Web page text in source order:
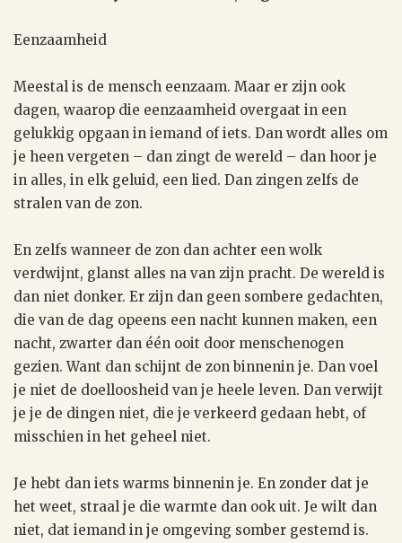
Eenzaamheid
Meestal is de mensch eenzaam. Maar er zijn ook
dagen, waarop die eenzaamheid overgaat in een
gelukkig opgaan in iemand of iets. Dan wordt alles om
je heen vergeten – dan zingt de wereld – dan hoor je
in alles, in elk geluid, een lied. Dan zingen zelfs de
stralen van de zon.
En zelfs wanneer de zon dan achter een wolk
verdwijnt, glanst alles na van zijn pracht. De wereld is
dan niet donker. Er zijn dan geen sombere gedachten,
die van de dag opeens een nacht kunnen maken, een
nacht, zwarter dan één ooit door menschenogen
gezien. Want dan schijnt de zon binnenin je. Dan voel
je niet de doelloosheid van je heele leven. Dan verwijt
je je de dingen niet, die je verkeerd gedaan hebt, of
misschien in het geheel niet.
Je hebt dan iets warms binnenin je. En zonder dat je
het weet, straal je die warmte dan ook uit. Je wilt dan
niet, dat iemand in je omgeving somber gestemd is.